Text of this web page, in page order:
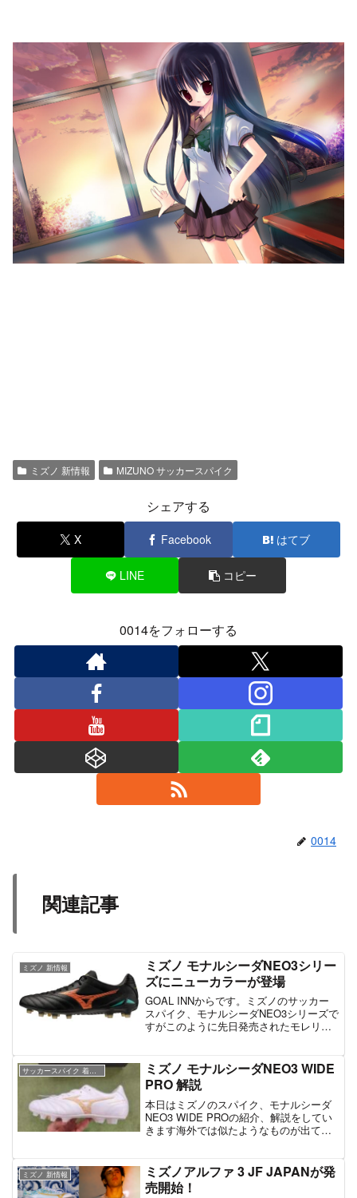
ミズノ 新情報 MIZUNO サッカースパイク
シェアする
X Facebook はてブ
LINE コピー
0014をフォローする
0014
関連記事
ミズノ 新情報
ミズノ モナルシーダNEO3シリー
ズにニューカラーが登場
GOAL INNからです。ミズノのサッカー
スパイク、モナルシーダNEO3シリーズで
すがこのように先日発売されたモレリア
おり、ラインナップもモナルシーダNEO3
PROの...
サッカースパイク 着用感想
ミズノ モナルシーダNEO3 WIDE
PRO 解説
本日はミズノのスパイク、モナルシーダ
NEO3 WIDE PROの紹介、解説をしてい
きます海外では似たようなものが出てい
ている、モレリアネオPRO辺りを彷彿と
させる。そん...
ミズノ 新情報
ミズノアルファ 3 JF JAPANが発
売開始！